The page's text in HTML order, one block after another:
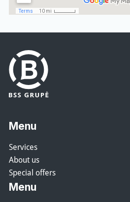
Menu
Services
About us
Special offers
Menu